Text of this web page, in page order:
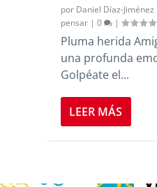
por Daniel Díaz-Jiménez
pensar |0 |
Pluma herida
una profunda
Golpéate el...
LEER MÁS